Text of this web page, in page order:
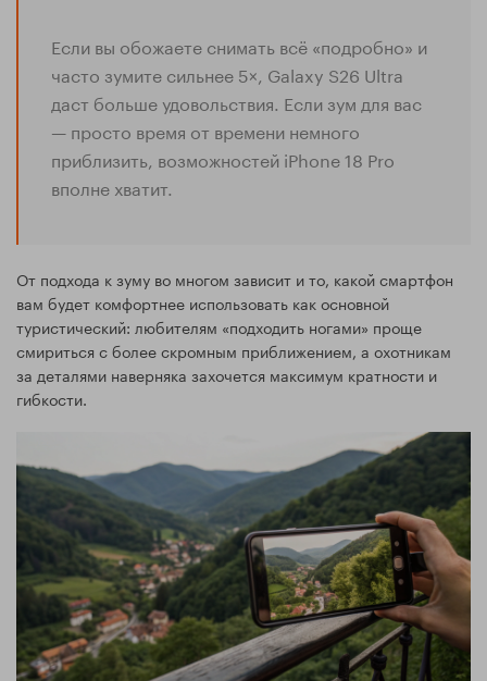
Если вы обожаете снимать всё «подробно» и
часто зумите сильнее 5×, Galaxy S26 Ultra
даст больше удовольствия. Если зум для вас
— просто время от времени немного
приблизить, возможностей iPhone 18 Pro
вполне хватит.
От подхода к зуму во многом зависит и то, какой смартфон
вам будет комфортнее использовать как основной
туристический: любителям «подходить ногами» проще
смириться с более скромным приближением, а охотникам
за деталями наверняка захочется максимум кратности и
гибкости.